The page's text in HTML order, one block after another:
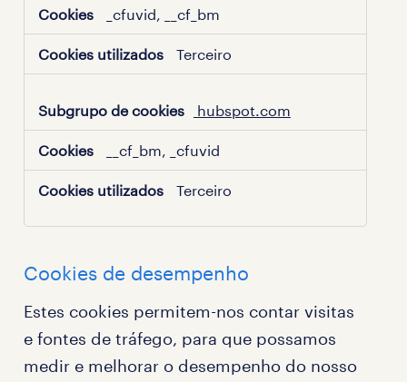
_cfuvid, __cf_bm
Terceiro
hubspot.com
__cf_bm, _cfuvid
Terceiro
Cookies de desempenho
Estes cookies permitem-nos contar visitas
e fontes de tráfego, para que possamos
medir e melhorar o desempenho do nosso